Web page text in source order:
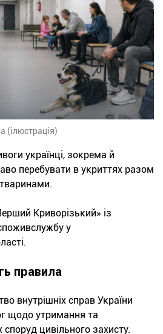
(ілюстрація)
українці, зокрема й
перебувати в укриттях разом
Криворізький» із
у
правила
внутрішніх справ України
щодо утримання та
споруд цивільного захисту.